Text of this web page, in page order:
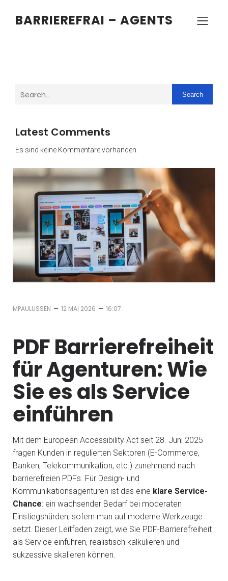
BARRIEREFRAI – AGENTS
Search
Latest Comments
Es sind keine Kommentare vorhanden.
MPAULUSSEN – 12 MAI 2026 – 16:07
PDF Barrierefreiheit
für Agenturen: Wie
Sie es als Service
einführen
Mit dem European Accessibility Act seit 28. Juni 2025
fragen Kunden in regulierten Sektoren (E-Commerce,
Banken, Telekommunikation, etc.) zunehmend nach
barrierefreien PDFs. Für Design- und
Kommunikationsagenturen ist das eine klare Service-
Chance: ein wachsender Bedarf bei moderaten
Einstiegshürden, sofern man auf moderne Werkzeuge
setzt. Dieser Leitfaden zeigt, wie Sie PDF-Barrierefreiheit
als Service einführen, realistisch kalkulieren und
sukzessive skalieren können.